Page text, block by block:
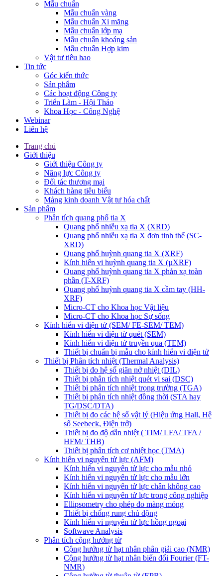
Mẫu chuẩn
Mẫu chuẩn vàng
Mẫu chuẩn Xi măng
Mẫu chuẩn lớp mạ
Mẫu chuẩn khoáng sản
Mẫu chuẩn Hợp kim
Vật tư tiêu hao
Tin tức
Góc kiến thức
Sản phẩm
Các hoạt động Công ty
Triển Lãm - Hội Thảo
Khoa Học - Công Nghệ
Webinar
Liên hệ
Trang chủ
Giới thiệu
Giới thiệu Công ty
Năng lực Công ty
Đối tác thương mại
Khách hàng tiêu biểu
Mảng kinh doanh Vật tư hóa chất
Sản phẩm
Phân tích quang phổ tia X
Quang phổ nhiễu xạ tia X (XRD)
Quang phổ nhiễu xạ tia X đơn tinh thể (SC-
XRD)
Quang phổ huỳnh quang tia X (XRF)
Kính hiển vi huỳnh quang tia X (µXRF)
Quang phổ huỳnh quang tia X phản xạ toàn
phần (T-XRF)
Quang phổ huỳnh quang tia X cầm tay (HH-
XRF)
Micro-CT cho Khoa học Vật liệu
Micro-CT cho Khoa học Sự sống
Kính hiển vi điện tử (SEM/ FE-SEM/ TEM)
Kính hiển vi điện từ quét (SEM)
Kính hiển vi điện tử truyền qua (TEM)
Thiết bị chuẩn bị mẫu cho kính hiển vi điện tử
Thiết bị Phân tích nhiệt (Thermal Analysis)
Thiết bị đo hệ số giãn nở nhiệt (DIL)
Thiết bị phân tích nhiệt quét vi sai (DSC)
Thiết bị phân tích nhiệt trọng trường (TGA)
Thiết bị phân tích nhiệt đồng thời (STA hay
TG/DSC/DTA)
Thiết bị đo các hệ số vật lý (Hiệu ứng Hall, Hệ
số Seebeck, Điện trở)
Thiết bị đo độ dẫn nhiệt ( TIM/ LFA/ TFA /
HFM/ THB)
Thiết bị phân tích cơ nhiệt học (TMA)
Kính hiển vi nguyên tử lực (AFM)
Kính hiển vi nguyên tử lực cho mẫu nhỏ
Kính hiển vi nguyên tử lực cho mẫu lớn
Kính hiển vi nguyên tử lực chân không cao
Kính hiển vi nguyên tử lực trong công nghiệp
Ellipsometry cho phép đo màng mỏng
Thiết bị chống rung chủ động
Kính hiển vi nguyên tử lực hồng ngoại
Softwave Analysis
Phân tích cộng hưởng từ
Cộng hưởng từ hạt nhân phân giải cao (NMR)
Cộng hưởng từ hạt nhân biến đổi Fourier (FT-
NMR)